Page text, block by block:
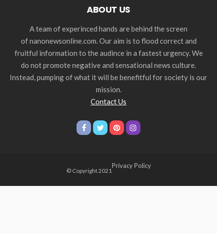
ABOUT US
A team of experinced hands are behind the screen
of nanonewsonline.com. Our aim is to flood correct and
fruitful information to the audince in a fastest urgency. We
do not promote negative and sensational news culture.
Instead, pumping of what it will be benefitful for society is our
mission.
Contact Us
© Copyright 2021
Privacy Policy